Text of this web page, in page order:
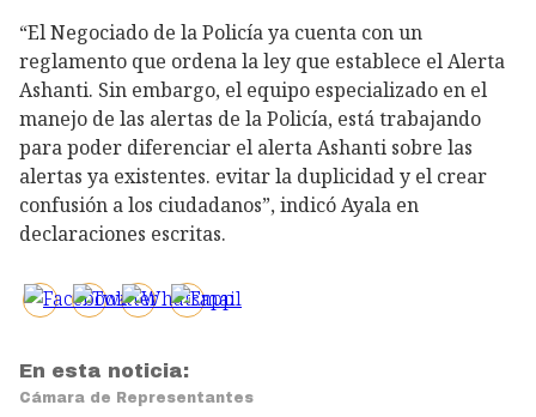
“El Negociado de la Policía ya cuenta con un
reglamento que ordena la ley que establece el Alerta
Ashanti. Sin embargo, el equipo especializado en el
manejo de las alertas de la Policía, está trabajando
para poder diferenciar el alerta Ashanti sobre las
alertas ya existentes. evitar la duplicidad y el crear
confusión a los ciudadanos”, indicó Ayala en
declaraciones escritas.
En esta noticia:
Cámara de Representantes